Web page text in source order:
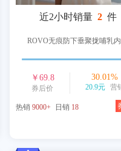
近2小时销量 2 件
ROVO无痕防下垂聚拢哺乳
￥ 69.8
券后价
30.01%
20.9元 营
热销 9000+ 日销 18